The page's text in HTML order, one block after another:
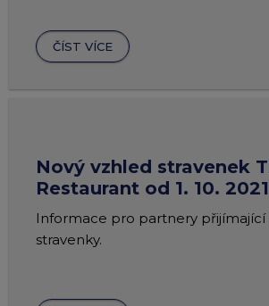
ČÍST VÍCE
Nový vzhled stravenek
Restaurant od 1. 10. 2021
Informace pro partnery
stravenky.